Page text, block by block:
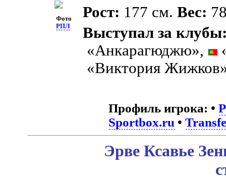
Фото
РПЛ
Рост: 177 см.Вес:
Выступал за
«Анкарагюджю»,
«Виктория
Профиль игрока: •
Sportbox.ru •
Эрве Ксавье